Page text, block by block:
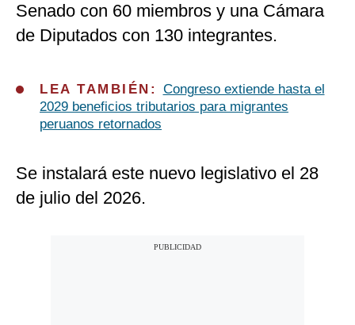
Senado con 60 miembros y una Cámara
de Diputados con 130 integrantes.
LEA TAMBIÉN: Congreso extiende hasta el
2029 beneficios tributarios para migrantes
peruanos retornados
Se instalará este nuevo legislativo el 28
de julio del 2026.